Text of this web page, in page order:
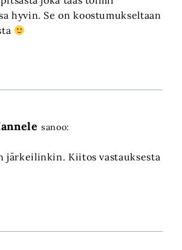
hyvin. Se on koostumukseltaan
sanoo:
järkeilinkin. Kiitos vastauksesta